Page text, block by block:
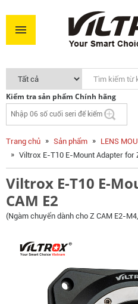
Kiểm tra sản phẩm Chính hãng
Viltrox E-T10 E-
4.390.000VNĐ
Trang chủ Sản phẩm LENS
Viltrox E-T10 E-Mount Adapter for
Viltrox E-T10 E-
CAM E2
(Ngàm chuyển dành cho Z CAM E2-